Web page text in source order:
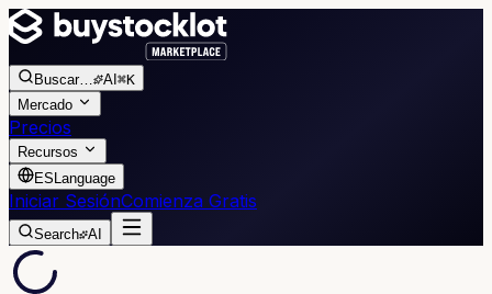
Buscar… AI ⌘K
Mercado
Precios
Recursos
ES Language
Iniciar SesiónComienza Gratis
Search AI